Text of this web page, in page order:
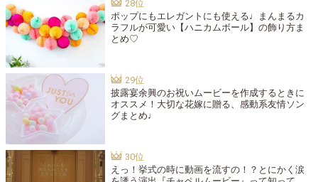
ポップにもエレガントにも使える♩まんまるカ
ラフルが可愛い【ハニカムボール】の飾り方ま
とめ♡
披露宴余興のお祝いムービーを作成するときに
オススメ！大切な花嫁に贈る、感動系友情ソン
グまとめ♩
えっ！挙式の時に動画を流すの！？とにかく涙